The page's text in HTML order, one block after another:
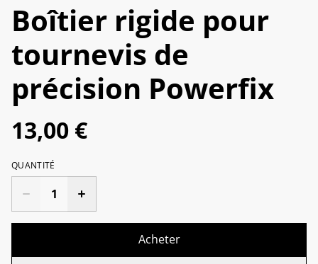
Boîtier rigide pour
tournevis de
précision Powerfix
13,00 €
QUANTITÉ
Acheter